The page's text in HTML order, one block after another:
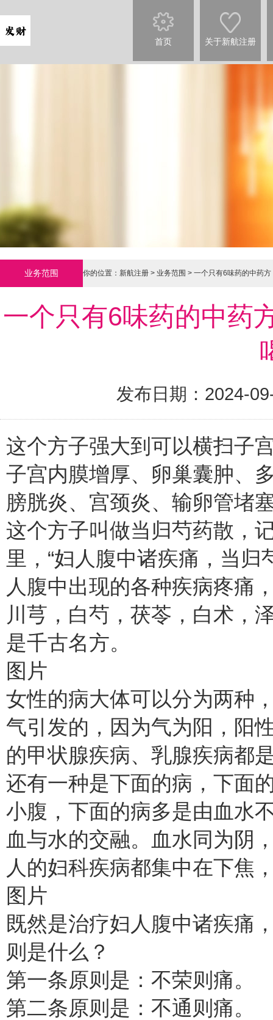
首页 关于新航注册
业务范围 你的位置： 新航注册 > 业务范围 > 一个只有6味药的中药
一个只有6味药的中药
发布日期：2024-
这个方子强大到可以横扫子
子宫内膜增厚、卵巢囊肿、
膀胱炎、宫颈炎、输卵管堵
这个方子叫做当归芍药散，
里，“妇人腹中诸疾痛，当
人腹中出现的各种疾病疼痛
川芎，白芍，茯苓，白术，
是千古名方。
图片
女性的病大体可以分为两种
气引发的，因为气为阳，阳
的甲状腺疾病、乳腺疾病都
还有一种是下面的病，下面
小腹，下面的病多是由血水
血与水的交融。血水同为阴
人的妇科疾病都集中在下焦
图片
既然是治疗妇人腹中诸疾痛
则是什么？
第一条原则是：不荣则痛。
第二条原则是：不通则痛。